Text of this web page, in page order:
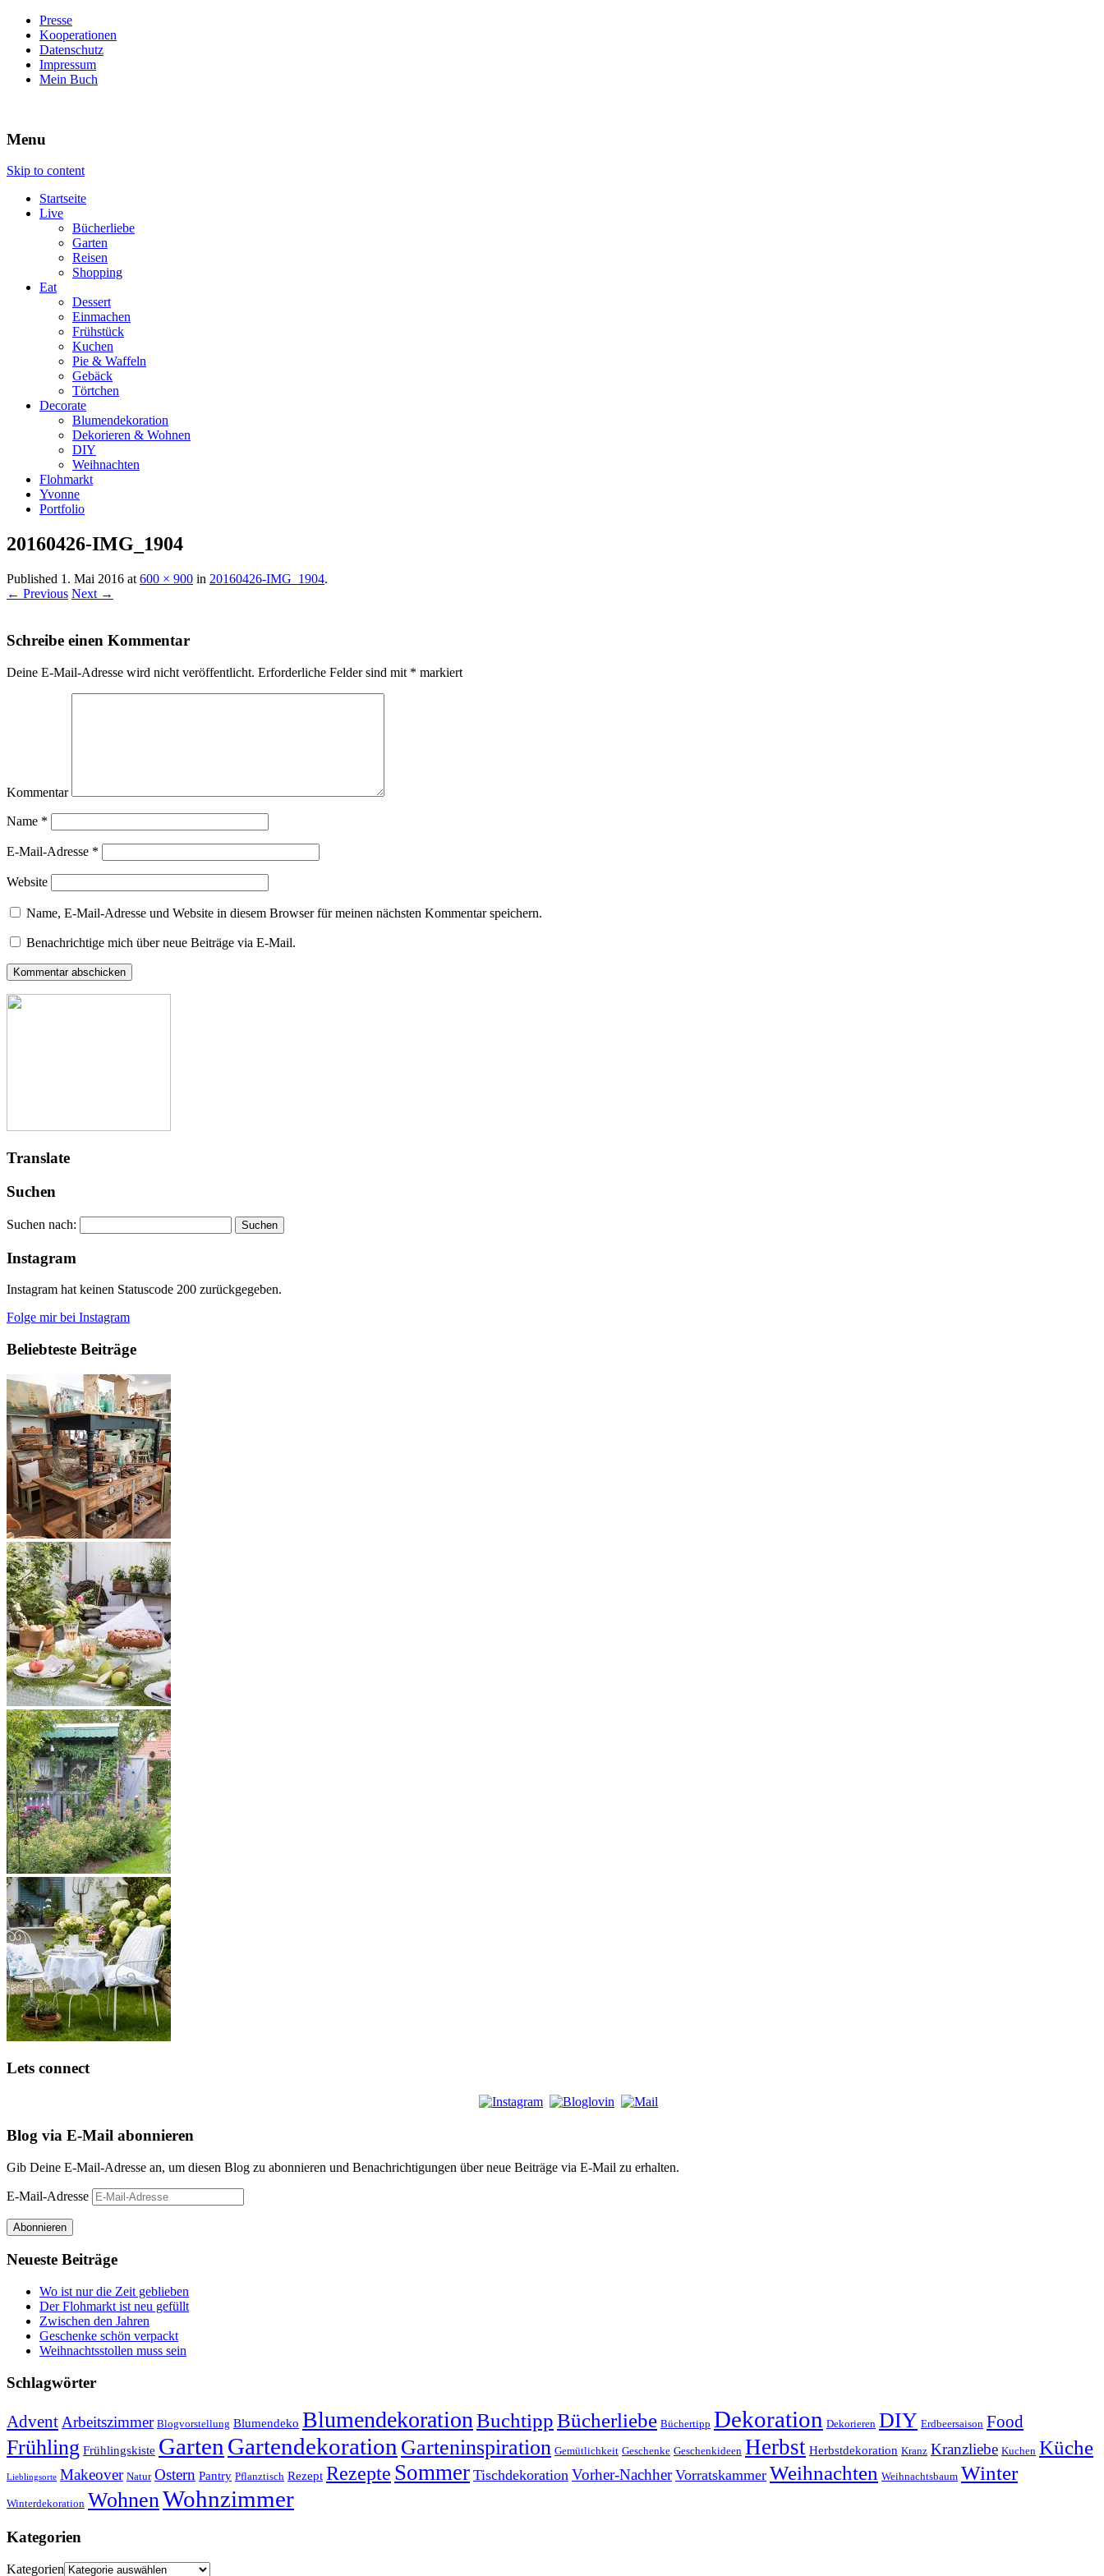
Presse
Kooperationen
Datenschutz
Impressum
Mein Buch
Villa König
Menu
Skip to content
Startseite
Live
Bücherliebe
Garten
Reisen
Shopping
Eat
Dessert
Einmachen
Frühstück
Kuchen
Pie & Waffeln
Gebäck
Törtchen
Decorate
Blumendekoration
Dekorieren & Wohnen
DIY
Weihnachten
Flohmarkt
Yvonne
Portfolio
20160426-IMG_1904
Published 1. Mai 2016 at 600 × 900 in 20160426-IMG_1904.
← Previous Next →
Schreibe einen Kommentar
Deine E-Mail-Adresse wird nicht veröffentlicht. Erforderliche Felder sind mit * markiert
Kommentar
Name *
E-Mail-Adresse *
Website
Name, E-Mail-Adresse und Website in diesem Browser für meinen nächsten Kommentar speichern.
Benachrichtige mich über neue Beiträge via E-Mail.
Translate
Suchen
Suchen nach:
Instagram
Instagram hat keinen Statuscode 200 zurückgegeben.
Folge mir bei Instagram
Beliebteste Beiträge
Lets connect
Blog via E-Mail abonnieren
Gib Deine E-Mail-Adresse an, um diesen Blog zu abonnieren und Benachrichtigungen über neue Beiträge via E-Mail zu erhalten.
E-Mail-Adresse
Abonnieren
Neueste Beiträge
Wo ist nur die Zeit geblieben
Der Flohmarkt ist neu gefüllt
Zwischen den Jahren
Geschenke schön verpackt
Weihnachtsstollen muss sein
Schlagwörter
AdventArbeitszimmer Blogvorstellung Blumendeko BlumendekorationBuchtippBücherliebe Büchertipp Dekoration Dekorieren DIY Erdbeersaison Food
Frühling Frühlingskiste GartenGartendekoration Garteninspiration Gemütlichkeit Geschenke Geschenkideen Herbst Herbstdekoration Kranz Kranzliebe Kuchen Küche
Lieblingsorte Makeover Natur Ostern Pantry Pflanztisch Rezept Rezepte Sommer Tischdekoration Vorher-Nachher Vorratskammer Weihnachten Weihnachtsbaum Winter
Winterdekoration WohnenWohnzimmer
Kategorien
Kategorien